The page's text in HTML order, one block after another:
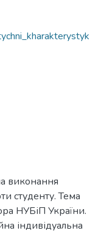
виконання
студенту. Тема
НУБіП України.
індивідуальна